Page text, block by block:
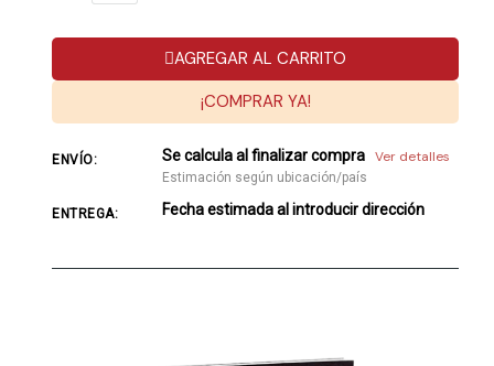
AGREGAR AL CARRITO
¡COMPRAR YA!
ENVÍO: Se calcula al finalizar compra Ver detalles
Estimación según ubicación/país
ENTREGA: Fecha estimada al introducir dirección